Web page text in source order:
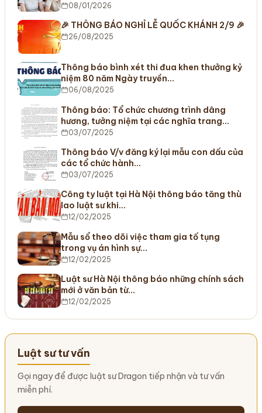
08/01/2026
🎉 THÔNG BÁO NGHỈ LỄ QUỐC KHÁNH 2/9 🎉
26/08/2025
Thông báo bình xét thi đua khen thưởng kỷ
niệm 80 năm Ngày truyền…
06/08/2025
Thông báo: Tổ chức chương trình dâng
hương, tưởng niệm tại các nghĩa trang…
03/07/2025
Thông báo V/v đăng ký lại mẫu con dấu của
các tổ chức hành…
03/07/2025
Công ty luật tại Hà Nội thông báo tăng thù
lao luật sư khi…
12/02/2025
Mẫu sổ theo dõi việc tham gia tố tụng
trong vụ án hình sự…
12/02/2025
Luật sư Hà Nội thông báo những chính sách
mới ở văn bản từ…
12/02/2025
Luật sư tư vấn
Gọi ngay để được luật sư Dragon tiếp nhận và tư vấn
miễn phí.